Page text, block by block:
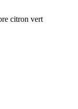
citron vert